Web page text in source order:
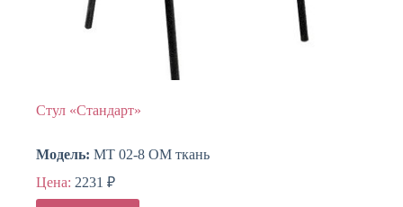
Стул «Стандарт»
Модель: МТ 02-8 ОМ ткань
Цена: 2231 ₽